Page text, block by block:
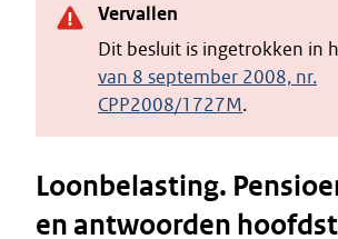
Vervallen
Dit besluit is ingetrokken in
van 8 september 2008, nr.
CPP2008/1727M.
Loonbelasting.
en antwoorden